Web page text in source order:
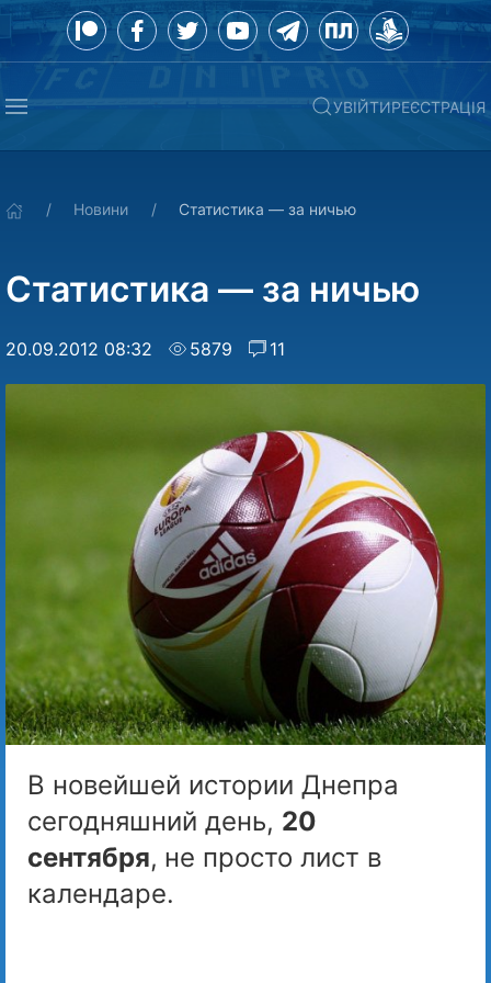
УВІЙТИРЕЄСТРАЦІЯ
Новини Статистика — за ничью
Статистика — за ничью
20.09.2012 08:32 5879 11
В новейшей истории Днепра
сегодняшний день, 20
сентября, не просто лист в
календаре.